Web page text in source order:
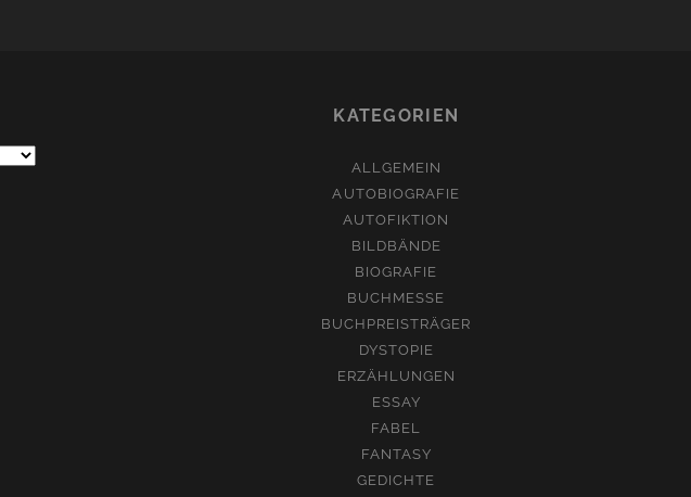
KATEGORIEN
ALLGEMEIN
AUTOBIOGRAFIE
AUTOFIKTION
BILDBÄNDE
BIOGRAFIE
BUCHMESSE
BUCHPREISTRÄGER
DYSTOPIE
ERZÄHLUNGEN
ESSAY
FABEL
FANTASY
GEDICHTE